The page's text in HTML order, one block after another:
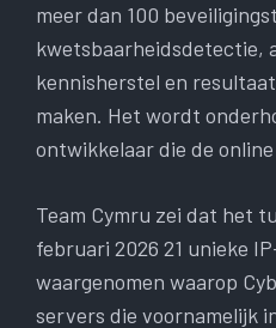
meer dan 100
kwetsbaarheidsdetectie,
kennisherstel en
maken. Het wordt
ontwikkelaar die de
Team Cymru zei dat het
februari 2026 21 unieke
waargenomen waarop
servers die voornamelijk